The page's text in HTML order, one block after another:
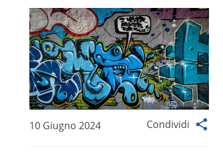
10 Giugno 2024 Condividi